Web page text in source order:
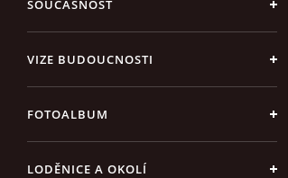
SOUČASNOST
VIZE BUDOUCNOSTI
FOTOALBUM
LODĚNICE A OKOLÍ